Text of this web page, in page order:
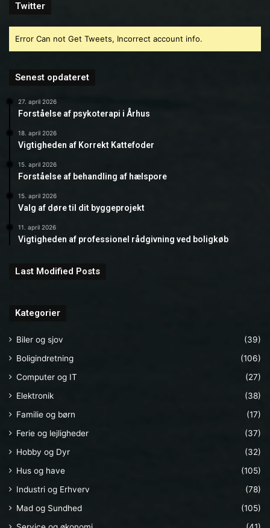
Twitter
Error Can not Get Tweets, Incorrect account info.
Senest opdateret
27. april 2026
Forståelse af psykoterapi i Århus
18. april 2026
Vigtigheden af Korrekt Kattefoder
15. april 2026
Forståelse af behandling af hælspore
15. april 2026
Valg af døre til dit byggeprojekt
11. april 2026
Vigtigheden af professionel rådgivning ved boligkøb
Last Modified Posts
Kategorier
Biler og sjov
(39)
Boligindretning
(106)
Computer og IT
(27)
Elektronik
(38)
Familie og børn
(17)
Ferie og lejligheder
(37)
Hobby og Dyr
(32)
Hus og have
(105)
Industri og Erhverv
(78)
Mad og Sundhed
(105)